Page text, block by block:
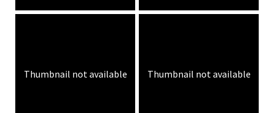
Thumbnail not available Thumbnail not available